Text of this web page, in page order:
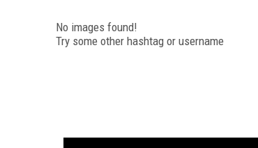
No images found!
Try some other hashtag or username